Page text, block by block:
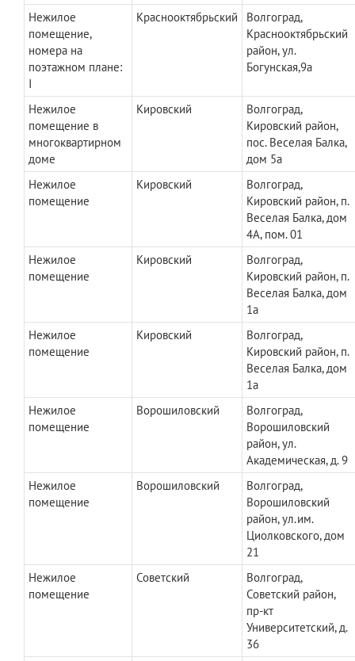
Нежилое
помещение,
номера на
поэтажном плане:
I
Краснооктябрьский
Волгоград,
Краснооктябрьский
район, ул.
Богунская,9а
Нежилое
помещение в
многоквартирном
доме
Кировский
Волгоград,
Кировский район,
пос. Веселая Балка,
дом 5а
Нежилое
помещение
Кировский
Волгоград,
Кировский район, п.
Веселая Балка, дом
4А, пом. 01
Нежилое
помещение
Кировский
Волгоград,
Кировский район, п.
Веселая Балка, дом
1а
Нежилое
помещение
Кировский
Волгоград,
Кировский район, п.
Веселая Балка, дом
1а
Нежилое
помещение
Ворошиловский
Волгоград,
Ворошиловский
район, ул.
Академическая, д. 9
Нежилое
помещение
Ворошиловский
Волгоград,
Ворошиловский
район, ул.им.
Циолковского, дом
21
Нежилое
помещение
Советский
Волгоград,
Советский район,
пр-кт
Университетский, д.
36